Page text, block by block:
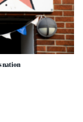
nation